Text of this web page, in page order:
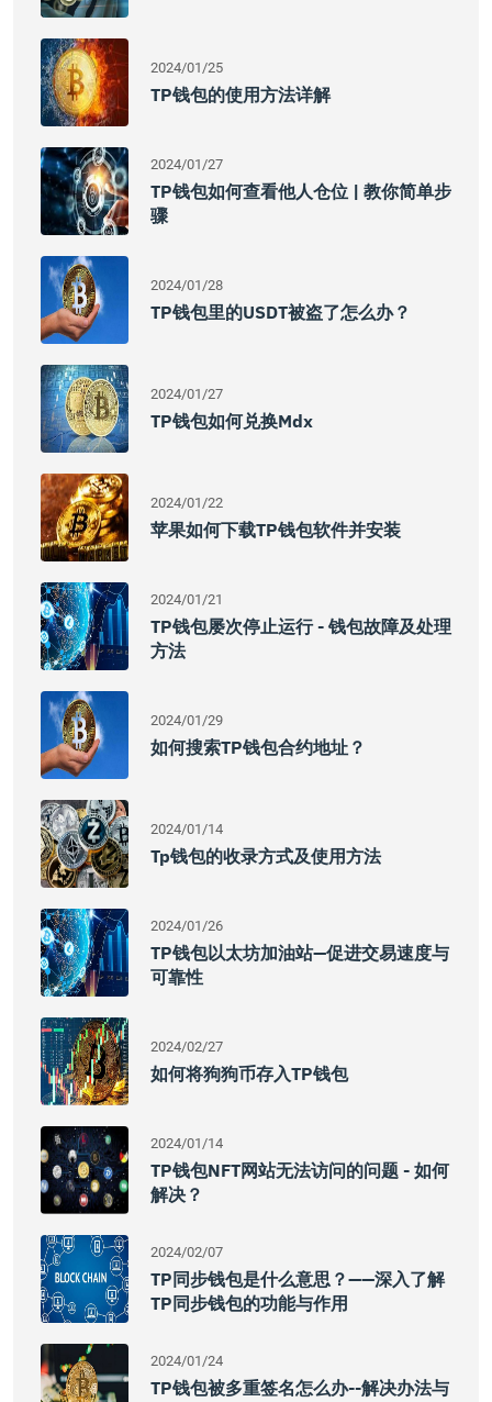
2024/01/25
TP钱包的使用方法详解
2024/01/27
TP钱包如何查看他人仓位 | 教你简单步
骤
2024/01/28
TP钱包里的USDT被盗了怎么办？
2024/01/27
TP钱包如何兑换mdx
2024/01/22
苹果如何下载TP钱包软件并安装
2024/01/21
TP钱包屡次停止运行 - 钱包故障及处理
方法
2024/01/29
如何搜索TP钱包合约地址？
2024/01/14
Tp钱包的收录方式及使用方法
2024/01/26
TP钱包以太坊加油站—促进交易速度与
可靠性
2024/02/27
如何将狗狗币存入TP钱包
2024/01/14
TP钱包NFT网站无法访问的问题 - 如何
解决？
2024/02/07
TP同步钱包是什么意思？——深入了解
TP同步钱包的功能与作用
2024/01/24
TP钱包被多重签名怎么办--解决办法与